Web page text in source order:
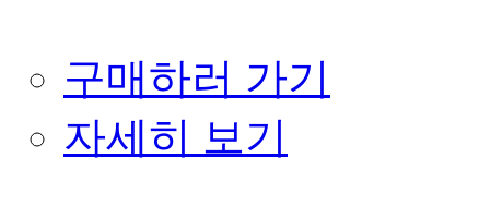
구매하러 가기
자세히 보기